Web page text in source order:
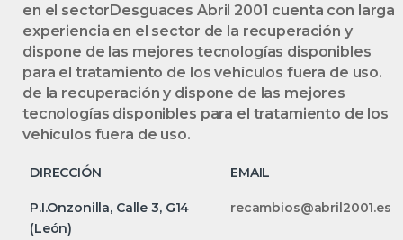
en el sectorDesguaces Abril 2001 cuenta con larga
experiencia en el sector de la recuperación y
dispone de las mejores tecnologías disponibles
para el tratamiento de los vehículos fuera de uso.
de la recuperación y dispone de las mejores
tecnologías disponibles para el tratamiento de los
vehículos fuera de uso.
DIRECCIÓN EMAIL
P.I.Onzonilla, Calle 3, G14
(León)
recambios@abril2001.es